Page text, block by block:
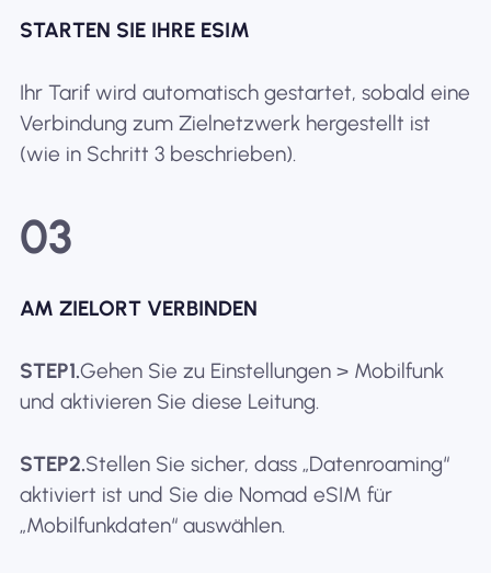
STARTEN SIE IHRE ESIM
Ihr Tarif wird automatisch gestartet, sobald eine
Verbindung zum Zielnetzwerk hergestellt ist
(wie in Schritt 3 beschrieben).
03
AM ZIELORT VERBINDEN
STEP1.Gehen Sie zu Einstellungen > Mobilfunk
und aktivieren Sie diese Leitung.
STEP2.Stellen Sie sicher, dass „Datenroaming“
aktiviert ist und Sie die Nomad eSIM für
„Mobilfunkdaten“ auswählen.